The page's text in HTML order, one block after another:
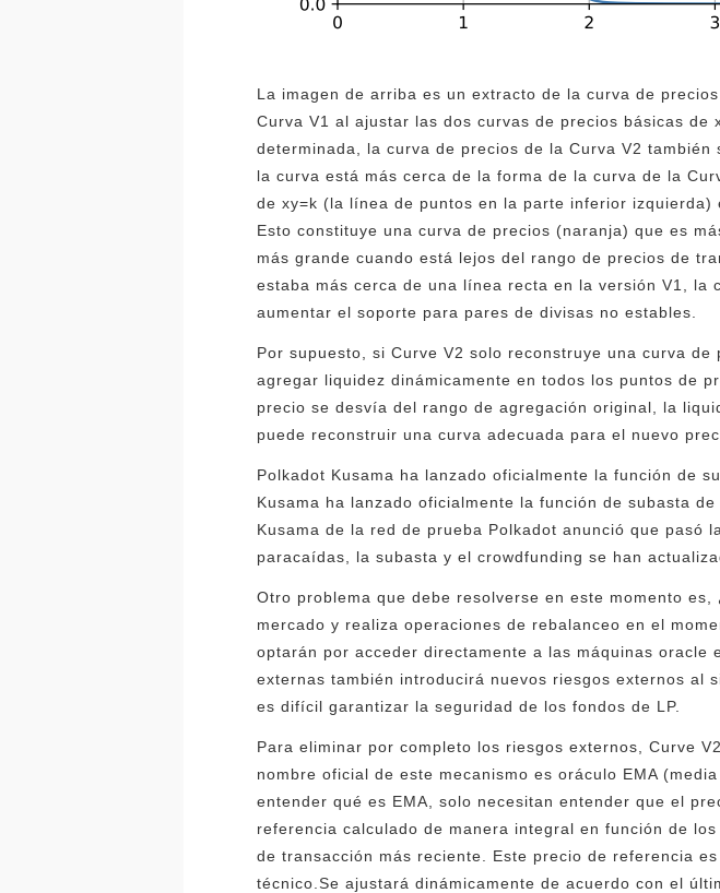
La imagen de arriba es un extracto de la curva de
Curva V1 al ajustar las dos curvas de precios básicas
determinada, la curva de precios de la Curva V2
la curva está más cerca de la forma de la curva de la
de xy=k (la línea de puntos en la parte inferior izquierda)
Esto constituye una curva de precios (naranja) que es
más grande cuando está lejos del rango de precios de
estaba más cerca de una línea recta en la versión V1,
aumentar el soporte para pares de divisas no estables.
Por supuesto, si Curve V2 solo reconstruye una curva
agregar liquidez dinámicamente en todos los puntos de
precio se desvía del rango de agregación original, la
puede reconstruir una curva adecuada para el nuevo
Polkadot Kusama ha lanzado oficialmente la función de
Kusama ha lanzado oficialmente la función de subasta
Kusama de la red de prueba Polkadot anunció que pasó
paracaídas, la subasta y el crowdfunding se han
Otro problema que debe resolverse en este momento
mercado y realiza operaciones de rebalanceo en el
optarán por acceder directamente a las máquinas
externas también introducirá nuevos riesgos externos al
es difícil garantizar la seguridad de los fondos de LP.
Para eliminar por completo los riesgos externos, Curve
nombre oficial de este mecanismo es oráculo EMA
entender qué es EMA, solo necesitan entender que el
referencia calculado de manera integral en función de
de transacción más reciente. Este precio de referencia
técnico.Se ajustará dinámicamente de acuerdo con el